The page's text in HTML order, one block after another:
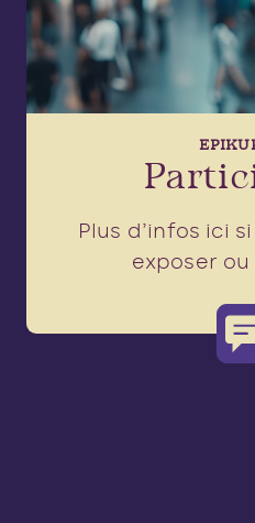
Plus d’infos ici
exposer